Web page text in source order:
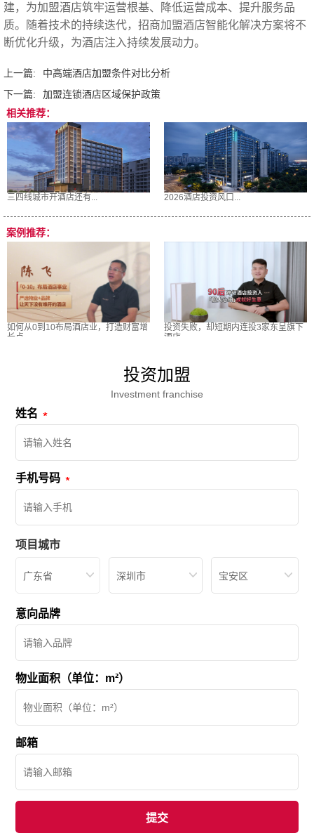
建，为加盟酒店筑牢运营根基、降低运营成本、提升服务品
质。随着技术的持续迭代，招商加盟酒店智能化解决方案将不
断优化升级，为酒店注入持续发展动力。‍
上一篇:
中高端酒店加盟条件对比分析
下一篇:
加盟连锁酒店区域保护政策
相关推荐：
三四线城市开酒店还有... 2026酒店投资风口...
案例推荐：
如何从0到10布局酒店业，打造财富增
长点
投资失败，却短期内连投3家东呈旗下
酒店
投资加盟
Investment franchise
姓名
手机号码
项目城市
广东省 深圳市 宝安区
意向品牌
物业面积（单位：m²）
邮箱